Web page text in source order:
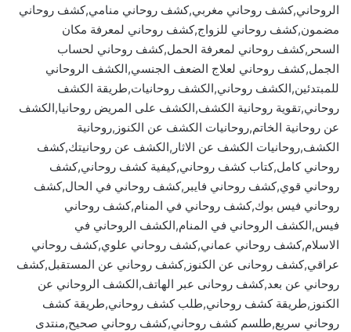
الروحاني,كشف روحاني مغربي,كشف روحاني منامي,كشف روحاني
مضمون,كشف روحاني للزواج,كشف روحاني لمعرفة مكان
السحر,كشف روحاني لمعرفة الحمل,كشف روحاني لحساب
الجمل,كشف روحاني لعلاج الضعف الجنسي,الكشف الروحاني
للمبتدئين,الكشف روحاني,الكشف روحانيات,طريقة الكشف
روحاني,تقوية روحانية الكشف,الكشف على المريض روحانيا,الكشف
عن روحانية الخاتم,روحانيات الكشف عن الكنوز,روحانية
الكشف,روحانيات الكشف عن الاثار,الكشف عن روحانيتك,كشف
روحاني كامل,كتاب كشف روحاني,كيفية كشف روحاني,كشف
روحاني قوي,كشف روحاني فايبر,كشف روحاني في الحال,كشف
روحاني فيس بوك,كشف روحاني في المنام,كشف روحاني
فيس,الكشف الروحاني في المنام,الكشف الروحاني في
الاسلام,كشف روحاني عماني,كشف روحاني علوي,كشف روحاني
عراقي,كشف روحانى عن الكنوز,كشف روحاني عن المستقبل,كشف
روحاني عن بعد,كشف روحانى عبر الهاتف,الكشف الروحاني عن
الكنوز,طريقة كشف روحاني,طلب كشف روحاني,طريقة كشف
روحاني سريع,طلسم كشف روحاني,كشف روحاني صحيح,منتدى